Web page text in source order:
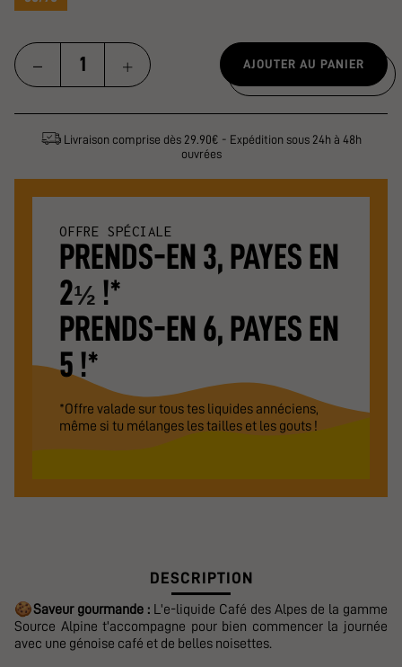
AJOUTER AU PANIER
Livraison comprise dès 29.90€ - Expédition sous 24h à 48h
ouvrées
OFFRE SPÉCIALE
PRENDS-EN 3, PAYES EN
2½ !*
PRENDS-EN 6, PAYES EN
5 !*
*Offre valade sur tous tes liquides annéciens,
même si tu mélanges les tailles et les gouts !
DESCRIPTION
🍪Saveur gourmande :
L'e-liquide Café des Alpes de la gamme
Source Alpine t'accompagne pour bien commencer la journée
avec une génoise café et de belles noisettes.